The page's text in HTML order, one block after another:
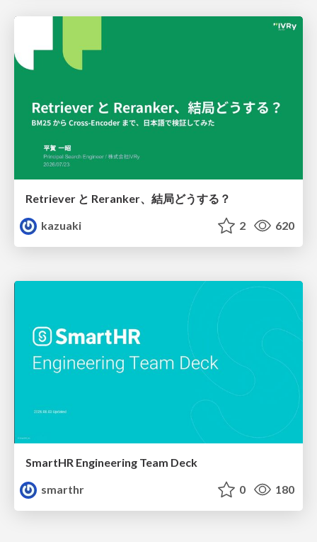
Retriever と Reranker、結局どうする？
kazuaki
2 620
SmartHR Engineering Team Deck
smarthr
0 180